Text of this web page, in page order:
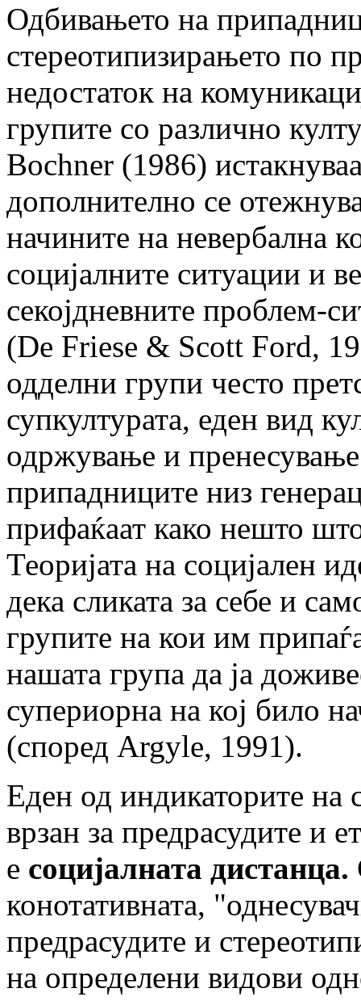
Одбивањето на
стереотипизирањето по
недостаток на
групите со различно
Bochner (1986)
дополнително се
начините на невербална
социјалните ситуации и
секојдневните проблем-
(De Friese & Scott Ford,
одделни групи често
супкултурата, еден вид
одржување и
припадниците низ
прифаќаат како нешто
Теоријата на социјален
дека сликата за себе и
групите на кои им
нашата група да ја
супериорна на кој било
(според Argyle, 1991).
Еден од индикаторите на
врзан за предрасудите и
е социјалната дистанца.
конотативната,
предрасудите и
на определени видови